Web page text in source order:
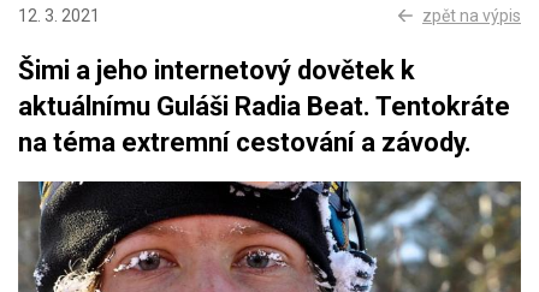
12. 3. 2021 zpět na výpis
Šimi a jeho internetový dovětek k
aktuálnímu Guláši Radia Beat. Tentokráte
na téma extremní cestování a závody.